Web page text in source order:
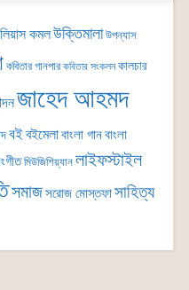
কমলউক্তিমালা উপন্যাস
কবিতার গানপার কবিতার সংকলন কালচার
জাহেদ আহমদ
বইবইমেলাবাংলা গানবাংলা
মিউজিশিয়্যান লাইফস্টাইল
সমাজসরোজ মোস্তফাসাহিত্য